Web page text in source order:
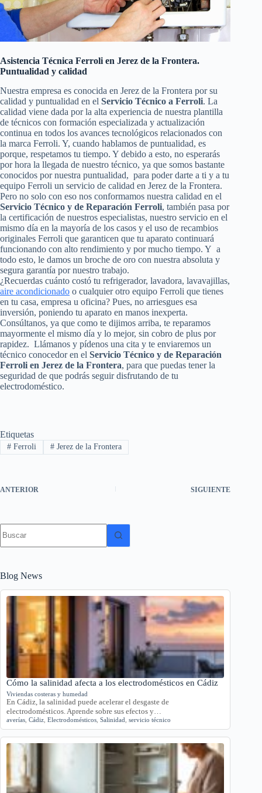
Asistencia Técnica Ferroli en Jerez de la Frontera.
Puntualidad y calidad
Nuestra empresa es conocida en Jerez de la Frontera por su
calidad y puntualidad en el Servicio Técnico a Ferroli. La
calidad viene dada por la alta experiencia de nuestra plantilla
de técnicos con formación especializada y actualización
continua en todos los avances tecnológicos relacionados con
la marca Ferroli. Y, cuando hablamos de puntualidad, es
porque, respetamos tu tiempo. Y debido a esto, no esperarás
por hora la llegada de nuestro técnico, ya que somos bastante
conocidos por nuestra puntualidad, para poder darte a ti y a tu
equipo Ferroli un servicio de calidad en Jerez de la Frontera.
Pero no solo con eso nos conformamos nuestra calidad en el
Servicio Técnico y de Reparación Ferroli, también pasa por
la certificación de nuestros especialistas, nuestro servicio en el
mismo día en la mayoría de los casos y el uso de recambios
originales Ferroli que garanticen que tu aparato continuará
funcionando con alto rendimiento y por mucho tiempo. Y a
todo esto, le damos un broche de oro con nuestra absoluta y
segura garantía por nuestro trabajo.
¿Recuerdas cuánto costó tu refrigerador, lavadora, lavavajillas,
aire acondicionado o cualquier otro equipo Ferroli que tienes
en tu casa, empresa u oficina? Pues, no arriesgues esa
inversión, poniendo tu aparato en manos inexperta.
Consúltanos, ya que como te dijimos arriba, te reparamos
mayormente el mismo día y lo mejor, sin cobro de plus por
rapidez. Llámanos y pídenos una cita y te enviaremos un
técnico conocedor en el Servicio Técnico y de Reparación
Ferroli en Jerez de la Frontera, para que puedas tener la
seguridad de que podrás seguir disfrutando de tu
electrodoméstico.
Etiquetas
#Ferroli #Jerez de la Frontera
ANTERIOR SIGUIENTE
resultados
Blog News
Cómo la salinidad afecta a los electrodomésticos en Cádiz
Viviendas costeras y humedad
En Cádiz, la salinidad puede acelerar el desgaste de
electrodomésticos. Aprende sobre sus efectos y…
averías Cádiz Electrodomésticos Salinidad servicio técnico